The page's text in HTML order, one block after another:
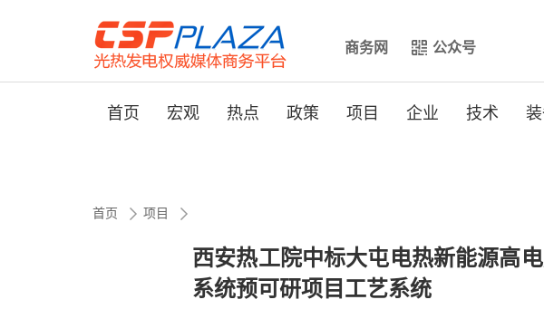
商务网 公众号
首页 宏观 热点 政策 项目 企业 技术
首页 项目
西安热工院中标大屯电热新能源高
系统预可研项目工艺系统